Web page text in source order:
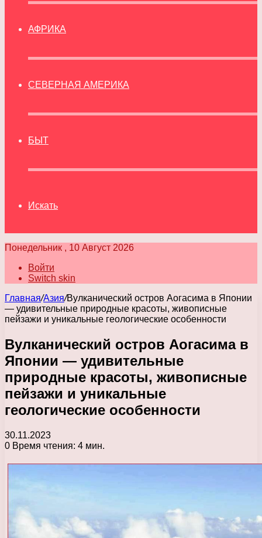
АФРИКА
СЕВЕРНАЯ АМЕРИКА
БЫТ
Искать
Понедельник , 10 Август 2026
Войти
Switch skin
Главная/Азия/Вулканический остров Аогасима в Японии
— удивительные природные красоты, живописные
пейзажи и уникальные геологические особенности
Вулканический остров Аогасима в
Японии — удивительные
природные красоты, живописные
пейзажи и уникальные
геологические особенности
30.11.2023
0 Время чтения: 4 мин.